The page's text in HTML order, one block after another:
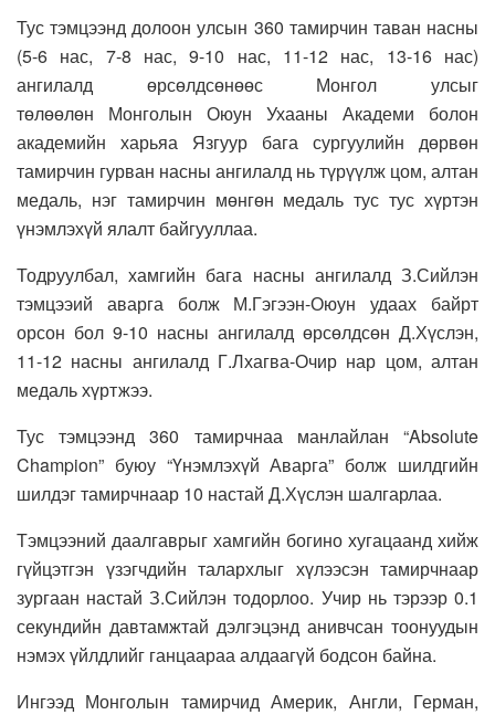
Тус тэмцээнд долоон улсын 360 тамирчин таван насны
(5-6 нас, 7-8 нас, 9-10 нас, 11-12 нас, 13-16 нас)
ангилалд өрсөлдсөнөөс Монгол улсыг
төлөөлөн Монголын Оюун Ухааны Академи болон
академийн харьяа Язгуур бага сургуулийн дөрвөн
тамирчин гурван насны ангилалд нь түрүүлж цом, алтан
медаль, нэг тамирчин мөнгөн медаль тус тус хүртэн
үнэмлэхүй ялалт байгууллаа.
Тодруулбал, хамгийн бага насны ангилалд З.Сийлэн
тэмцээий аварга болж М.Гэгээн-Оюун удаах байрт
орсон бол 9-10 насны ангилалд өрсөлдсөн Д.Хүслэн,
11-12 насны ангилалд Г.Лхагва-Очир нар цом, алтан
медаль хүртжээ.
Тус тэмцээнд 360 тамирчнаа манлайлан “Absolute
Champion” буюу “Үнэмлэхүй Аварга” болж шилдгийн
шилдэг тамирчнаар 10 настай Д.Хүслэн шалгарлаа.
Тэмцээний даалгаврыг хамгийн богино хугацаанд хийж
гүйцэтгэн үзэгчдийн талархлыг хүлээсэн тамирчнаар
зургаан настай З.Сийлэн тодорлоо. Учир нь тэрээр 0.1
секундийн давтамжтай дэлгэцэнд анивчсан тоонуудын
нэмэх үйлдлийг ганцаараа алдаагүй бодсон байна.
Ингээд Монголын тамирчид Америк, Англи, Герман,